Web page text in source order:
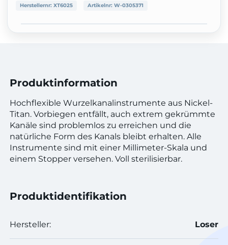
Herstellernr: XT6025 Artikelnr: W-0305371
Produktinformation
Hochflexible Wurzelkanalinstrumente aus Nickel-
Titan. Vorbiegen entfällt, auch extrem gekrümmte
Kanäle sind problemlos zu erreichen und die
natürliche Form des Kanals bleibt erhalten. Alle
Instrumente sind mit einer Millimeter-Skala und
einem Stopper versehen. Voll sterilisierbar.
Produktidentifikation
Hersteller: Loser